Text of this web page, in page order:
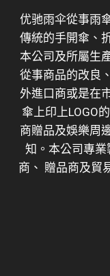
优驰雨伞從事雨
傳統的手開傘、
本公司及所屬生
從事商品的改良
外進口商或是在
傘上印上LOGO
商贈品及娛樂周
知。本公司專
商、 贈品商及貿